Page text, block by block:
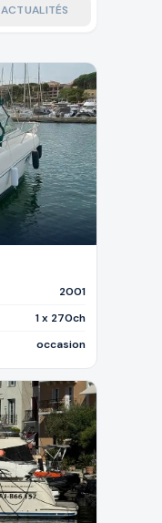
ACTUALITÉS
2001
1 x 270ch
occasion